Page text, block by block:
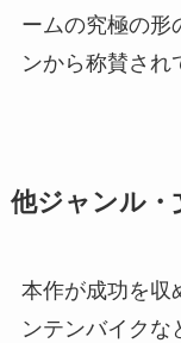
ームの究極の形
ンから称賛され
他ジャンル・
本作が成功を収
ンテンバイクな